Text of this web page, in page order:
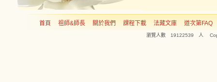
首頁 祖師&師長 關於我們 課程下載 法藏文庫 道次第FAQ
瀏覽人數 19122539 人